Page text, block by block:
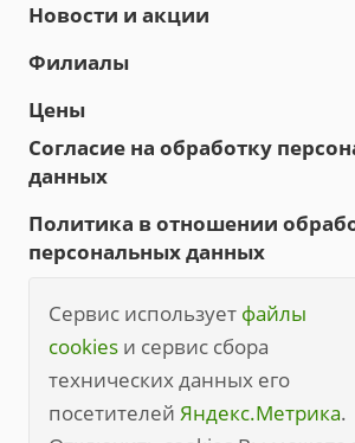
Сервис использует файлы
cookies и сервис сбора
технических данных его
посетителей Яндекс.Метрика.
Новости и акции
Филиалы
Цены
Согласие на обработку
данных
Политика в отношении
персональных данных
Политика обработки файлов
Правила посещения
Правила посещения (полные)